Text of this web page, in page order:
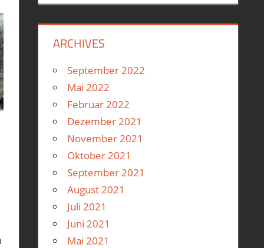
Roller,Vespa GTS300
ARCHIVES
September 2022
Mai 2022
Februar 2022
Dezember 2021
November 2021
Oktober 2021
September 2021
August 2021
Juli 2021
Juni 2021
Mai 2021